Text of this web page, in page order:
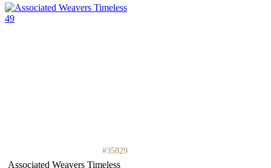
#35829
Associated Weavers Timeless